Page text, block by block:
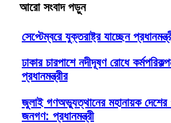
আরো সংবাদ পড়ুন
সেপ্টেম্বরে যুক্তরাষ্ট্র যাচ্ছেন
ঢাকার চারপাশে নদীদূষণ রোধে
প্রধানমন্ত্রীর
জুলাই গণঅভ্যুত্থানের মহানায়ক দেশের
জনগণ: প্রধানমন্ত্রী